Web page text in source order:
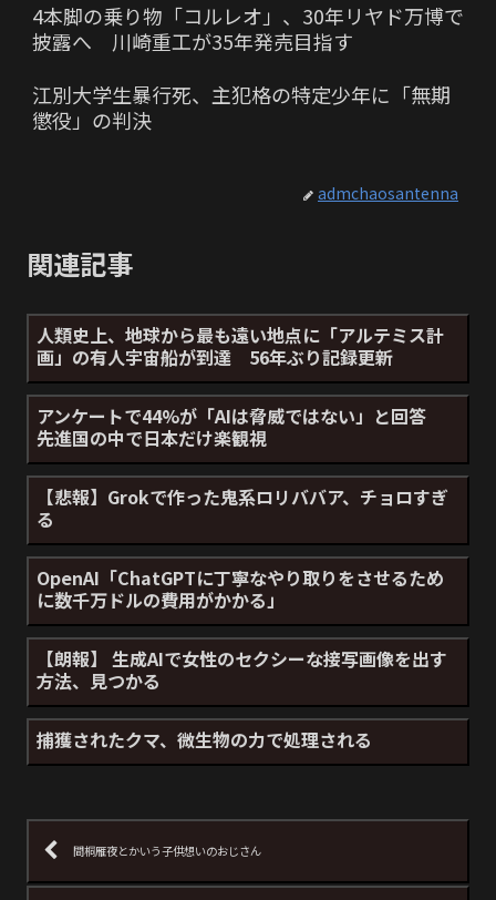
4本脚の乗り物「コルレオ」、30年リヤド万博で
披露へ 川崎重工が35年発売目指す
江別大学生暴行死、主犯格の特定少年に「無期
懲役」の判決
admchaosantenna
関連記事
人類史上、地球から最も遠い地点に「アルテミス計
画」の有人宇宙船が到達 56年ぶり記録更新
アンケートで44%が「AIは脅威ではない」と回答
先進国の中で日本だけ楽観視
【悲報】Grokで作った鬼系ロリババア、チョロすぎ
る
OpenAI「ChatGPTに丁寧なやり取りをさせるため
に数千万ドルの費用がかかる」
【朗報】 生成AIで女性のセクシーな接写画像を出す
方法、見つかる
捕獲されたクマ、微生物の力で処理される
間桐雁夜とかいう子供想いのおじさん